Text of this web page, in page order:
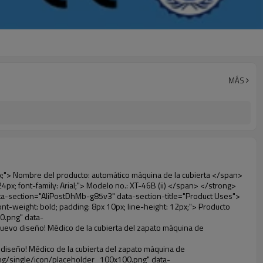
MÁS
style="line-height: normal; font-weight: bold; font-family: arial, helvetica, sans-serif; color: #008000; font-size: 14px;">5. Cómodo</span></p></td> <td valign="center"><p> <span style="line-height: normal; font-family: arial, helvetica, sans-serif; font-size: 14px;"> Es fácil de usar y cómodo de llevar. </span> </p></td> </tr> <tr style="height: 39.25pt;" align="left"> <td valign="center"><p><span style="line-height: normal; font-weight: bold; font-family: arial, helvetica, sans-serif; color: #008000; font-size: 14px;">6. Favorable al medio ambiente</span></p></td> <td valign="center"><p> <span style="line-height: normal; font-family: arial, helvetica, sans-serif; font-size: 14px;"> La película de PVC ha pasado el certificado rohs, es favorable al medio ambiente </span> </p></td> </tr> </tbody></table> <p>&nbsp;</p> </div> </div> <div id="ali-anchor-AliPostDhMb-nwpkf" style="padding-top: 8px;" data-section="AliPostDhMb-nwpkf" data-section-title="Applicable Site"> <div id="ali-title-AliPostDhMb-nwpkf" style="padding: 8px 0px; border-bottom-style: solid;"> <span style="background-color: #ddd; color: #333; font-weight: bold; padding: 8px 10px; line-height: 12px;"> Sitio Aplicable </span> </div> <div style="padding: 10px 0px;"><p>&nbsp; <em> <span style="line-height: normal; font-weight: bold; font-size: 12pt; font-family: Arial; background: #99cc00;"> Sitio Aplicable para Shoe machine: </span> </em> </p></div> </div> <p>&nbsp;</p> <p> <strong> <span style="line-height: 21px; font-size: 14px;"> Medical system: </span> </strong> Clínicas, laboratorio, hospital (quirófano, ct, de rayos x, B ultra, uci, </p> <p>&nbsp;</p> <p>&nbsp; &nbsp; &nbsp; &nbsp; &nbsp; &nbsp; &nbsp; &nbsp; &nbsp; &nbsp; &nbsp; &nbsp; &nbsp; &nbsp; &nbsp; &nbsp; &nbsp; &nbsp; &nbsp; &nbsp; Sala VIP, sangre centro), etc&nbsp;</p> <p><br> <span style="line-height: 21px; font-size: 14px;"> <strong> Empresa: </strong> </span> Fábrica de alimentos, fábrica farmacéutica, la fábrica eléctrica, industria química, sin polvo, etc </p> <p>&nbsp;</p> <p> <strong> <span style="line-height: 21px; font-size: 14px;"> Público: </span> </strong> Alto grado club, hotel, museo, sala de reuniones de grado superior, centro de spa, gimnasio, etc </p> <p>&nbsp;</p> <p> <span style="line-height: 21px; font-size: 14px;"> <strong> Bienes raíces: </strong> </span> Modelo de casa, residencia de alta calidad, etc </p> <p><br> <span style="line-height: 21px; font-size: 14px;"> <strong> Sistema de educación: </strong> </span> Jardín de infantes, escuela, sala de ordenadores, investigación y docencia, etc </p> <p>&nbsp;</p> <p><img src="http://i03.i.aliimg.com/simg/single/icon/placeholder_100x100.png" data-src="http://kfdown.s.aliimg.com/kf/HTB1DXXzIVXXXXXoXXXXq6xXFXXXW/200852200/HTB1DXXzIVXXXXXoXXXXq6xXFXXXW.jpg" data-alt="El más nuevo diseño! Médico de la cubierta del zapato máquina de acondicionamiento de" width="700" ori-width="700" ori-height="564" /> <noscript><img src="http://kfdown.s.aliimg.com/kf/HTB1DXXzIVXXXXXoXXXXq6xXFXXXW/200852200/HTB1DX